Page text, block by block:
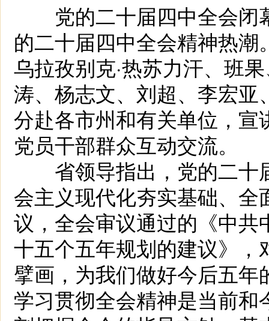
党的二十届四中全会闭
的二十届四中全会精神热
乌拉孜别克·热苏力汗、班
涛、杨志文、刘超、李宏
分赴各市州和有关单位，
党员干部群众互动交流。
省领导指出，党的二十
会主义现代化夯实基础、
议，全会审议通过的《中
十五个五年规划的建议》
擘画，为我们做好今后五
学习贯彻全会精神是当前